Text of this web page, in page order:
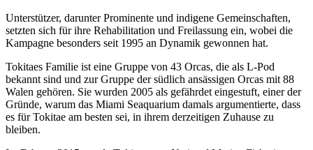
Unterstützer, darunter Prominente und indigene Gemeinschaften,
setzten sich für ihre Rehabilitation und Freilassung ein, wobei die
Kampagne besonders seit 1995 an Dynamik gewonnen hat.
Tokitaes Familie ist eine Gruppe von 43 Orcas, die als L-Pod
bekannt sind und zur Gruppe der südlich ansässigen Orcas mit 88
Walen gehören. Sie wurden 2005 als gefährdet eingestuft, einer der
Gründe, warum das Miami Seaquarium damals argumentierte, dass
es für Tokitae am besten sei, in ihrem derzeitigen Zuhause zu
bleiben.